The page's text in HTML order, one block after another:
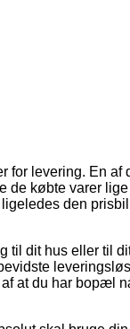
for levering. En af
de købte varer
den
til dit hus eller til
at du har bopæl